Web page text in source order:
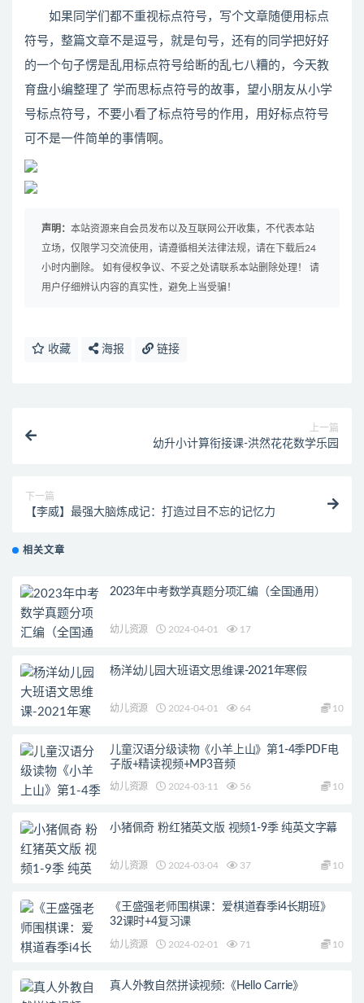
如果同学们都不重视标点符号，写个文章随便用标点
符号，整篇文章不是逗号，就是句号，还有的同学把好好
的一个句子愣是乱用标点符号给断的乱七八糟的，今天教
育盘小编整理了 学而思标点符号的故事，望小朋友从小学
号标点符号，不要小看了标点符号的作用，用好标点符号
可不是一件简单的事情啊。
声明： 本站资源来自会员发布以及互联网公开收集，不代表本站
立场，仅限学习交流使用，请遵循相关法律法规，请在下载后24
小时内删除。 如有侵权争议、不妥之处请联系本站删除处理！ 请
用户仔细辨认内容的真实性，避免上当受骗！
收藏 海报 链接
上一篇
幼升小计算衔接课-洪然花花数学乐园
下一篇
【李威】最强大脑炼成记：打造过目不忘的记忆力
相关文章
2023年中考数学真题分项汇编（全国通用）
幼儿资源 2024-04-01 17
杨洋幼儿园大班语文思维课-2021年寒假
幼儿资源 2024-04-01 64 10
儿童汉语分级读物《小羊上山》第1-4季PDF电
子版+精读视频+MP3音频
幼儿资源 2024-03-11 56 10
小猪佩奇 粉红猪英文版 视频1-9季 纯英文字幕
幼儿资源 2024-03-04 37 10
《王盛强老师围棋课：爱棋道春季i4长期班》
32课时+4复习课
幼儿资源 2024-02-01 71 10
真人外教自然拼读视频:《Hello Carrie》